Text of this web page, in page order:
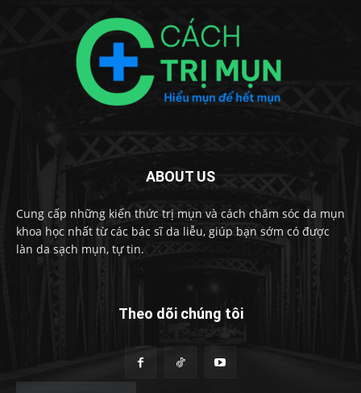
ABOUT US
Cung cấp những kiến thức trị mụn và cách chăm sóc da mụn
khoa học nhất từ các bác sĩ da liễu, giúp bạn sớm có được
làn da sạch mụn, tự tin.
Theo dõi chúng tôi